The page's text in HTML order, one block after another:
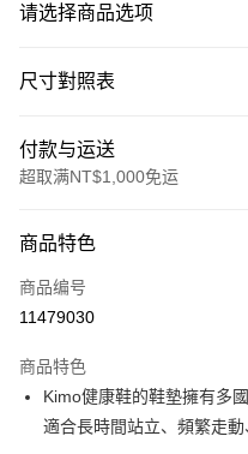
请选择商品选项
尺寸對照表
付款与运送
超取满NT$1,000免运
信用卡一次付款
信用卡分期付款
合作金库商业银行
华南商业银行
上海商业储蓄银行
超商取货付款
LINE Pay
商品特色
商品编号
11479030
商品特色
Kimo健康鞋的鞋墊擁有多
適合長時間站立、頻繁走動